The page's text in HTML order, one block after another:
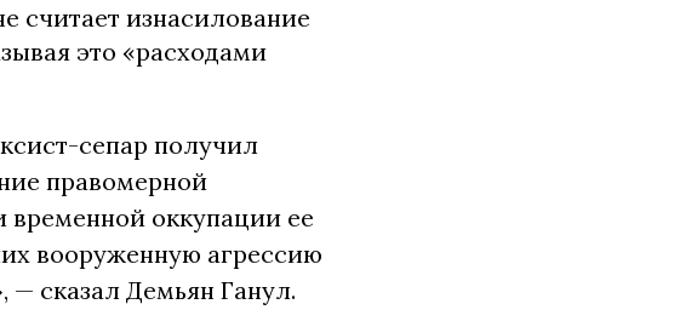
считает изнасилование
это «расходами
сепар получил
правомерной
оккупации ее
вооруженную агрессию
— сказал Демьян Ганул.